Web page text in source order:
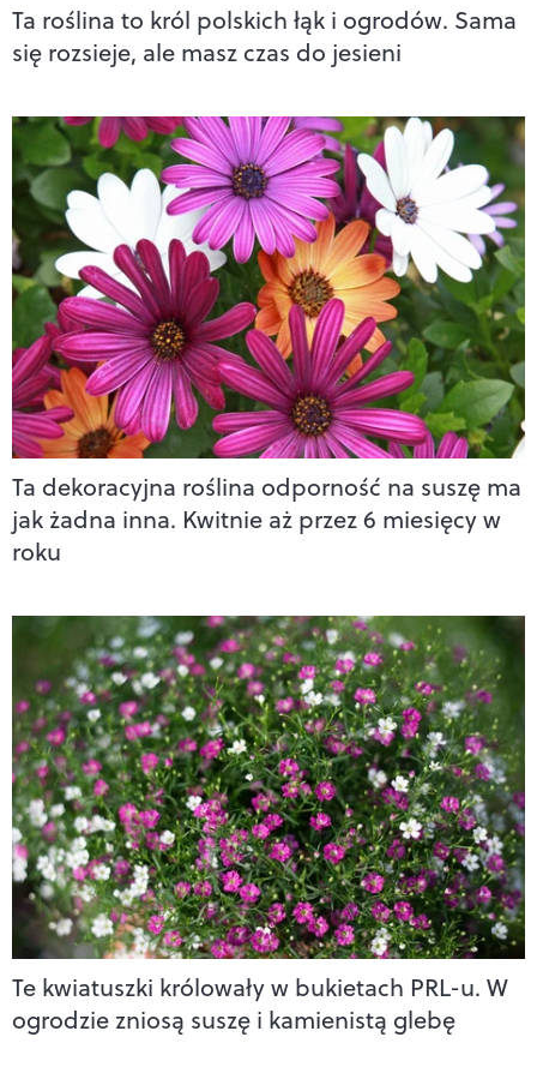
Ta roślina to król polskich łąk i ogrodów. Sama
się rozsieje, ale masz czas do jesieni
Ta dekoracyjna roślina odporność na suszę ma
jak żadna inna. Kwitnie aż przez 6 miesięcy w
roku
Te kwiatuszki królowały w bukietach PRL-u. W
ogrodzie zniosą suszę i kamienistą glebę